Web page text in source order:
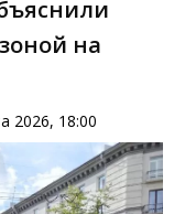
на
2026, 18:00